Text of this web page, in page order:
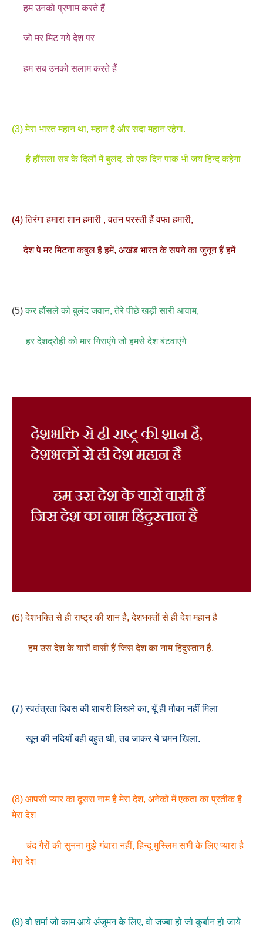
हम उनको प्रणाम करते हैं
जो मर मिट गये देश पर
हम सब उनको सलाम करते हैं
(3) मेरा भारत महान था, महान है और सदा महान रहेगा.
है हौंसला सब के दिलों में बुलंद, तो एक दिन पाक भी जय हिन्द कहेगा
(4) तिरंगा हमारा शान हमारी , वतन परस्ती हैं वफा हमारी,
देश पे मर मिटना कबुल है हमें, अखंड भारत के सपने का जुनून हैं हमें
(5)कर हौंसले को बुलंद जवान, तेरे पीछे खड़ी सारी आवाम,
हर देशद्रोही को मार गिराएंगे जो हमसे देश बंटवाएंगे
(6) देशभक्ति से ही राष्ट्र की शान है, देशभक्तों से ही देश महान है
हम उस देश के यारों वासी हैं जिस देश का नाम हिंदुस्तान है.
(7) स्वतंत्रता दिवस की शायरी लिखने का, यूँ ही मौका नहीं मिला
खून की नदियाँ बही बहुत थी, तब जाकर ये चमन खिला.
(8) आपसी प्यार का दूसरा नाम है मेरा देश, अनेकों में एकता का प्रतीक है
मेरा देश
चंद गैरों की सुनना मुझे गंवारा नहीं, हिन्दू मुस्लिम सभी के लिए प्यारा है
मेरा देश
(9) वो शमां जो काम आये अंजुमन के लिए, वो जज्बा हो जो कुर्बान हो जाये